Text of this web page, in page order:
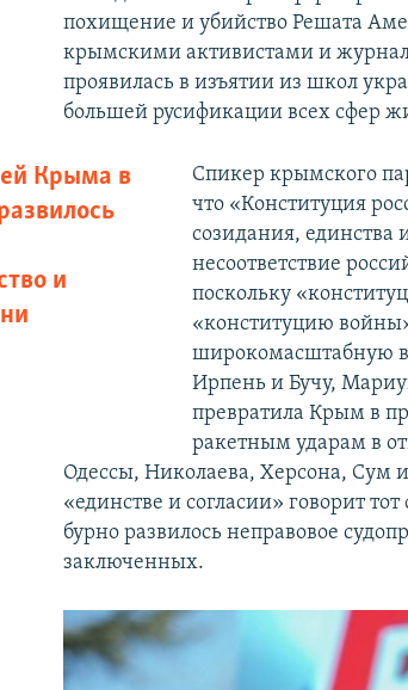
похищение и убийство Решата
крымскими активистами и
проявилась в изъятии из школ
большей русификации всех сфер
Крыма в
и
Спикер крымского
что «Конституция
созидания, единства
несоответствие
поскольку
«конституцию
широкомасштабную
Ирпень и Бучу,
превратила Крым в
ракетным ударам в
Одессы, Николаева, Херсона, Сум
«единстве и согласии» говорит
бурно развилось неправовое
заключенных.